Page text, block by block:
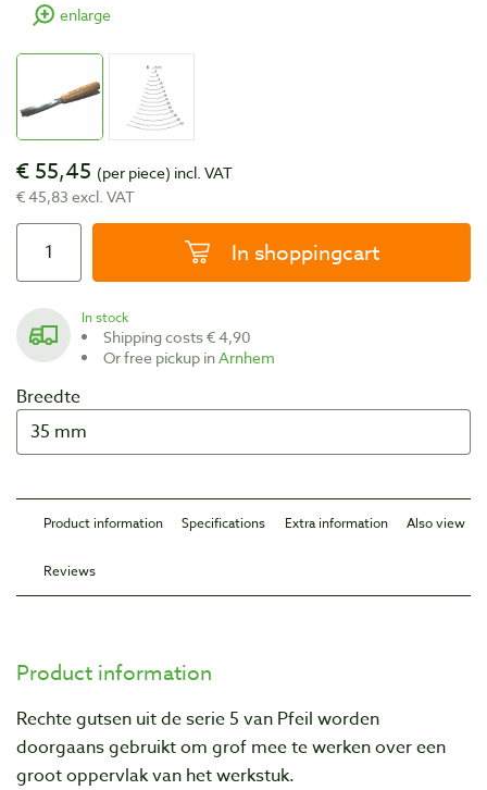
enlarge
€ 55,45 (per piece) incl. VAT
€ 45,83 excl. VAT
In shoppingcart
In stock
Shipping costs € 4,90
Or free pickup inArnhem
Breedte
Product information Specifications Extra information Also view
Reviews
Product information
Rechte gutsen uit de serie 5 van Pfeil worden
doorgaans gebruikt om grof mee te werken over een
groot oppervlak van het werkstuk.